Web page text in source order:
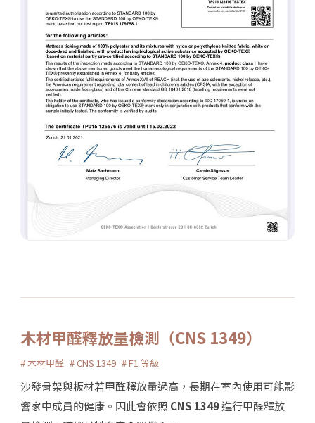
木材甲醛釋放量檢測（CNS 1349）
# 木材甲醛 # CNS 1349 # F1 等級
沙發骨架與板材若甲醛釋放量過高，長期在室內使用可能影
響家中成員的健康。因此會依照 CNS 1349進行甲醛釋放